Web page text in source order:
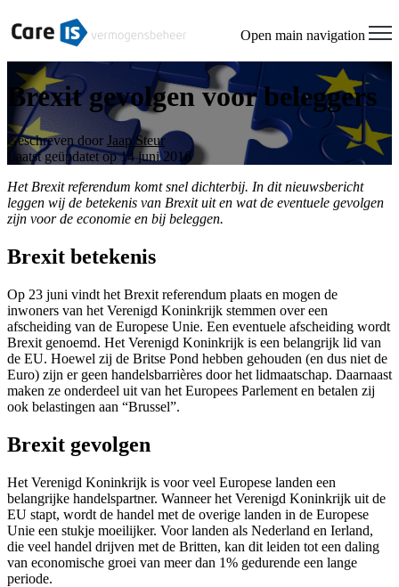
Open main navigation
Brexit gevolgen voor beleggers
Geschreven doorJaap Steur
Laatst geüpdatet op 14 juni 2016
Het Brexit referendum komt snel dichterbij. In dit nieuwsbericht
leggen wij de betekenis van Brexit uit en wat de eventuele gevolgen
zijn voor de economie en bij beleggen.
Brexit betekenis
Op 23 juni vindt het Brexit referendum plaats en mogen de
inwoners van het Verenigd Koninkrijk stemmen over een
afscheiding van de Europese Unie. Een eventuele afscheiding wordt
Brexit genoemd. Het Verenigd Koninkrijk is een belangrijk lid van
de EU. Hoewel zij de Britse Pond hebben gehouden (en dus niet de
Euro) zijn er geen handelsbarrières door het lidmaatschap. Daarnaast
maken ze onderdeel uit van het Europees Parlement en betalen zij
ook belastingen aan “Brussel”.
Brexit gevolgen
Het Verenigd Koninkrijk is voor veel Europese landen een
belangrijke handelspartner. Wanneer het Verenigd Koninkrijk uit de
EU stapt, wordt de handel met de overige landen in de Europese
Unie een stukje moeilijker. Voor landen als Nederland en Ierland,
die veel handel drijven met de Britten, kan dit leiden tot een daling
van economische groei van meer dan 1% gedurende een lange
periode.